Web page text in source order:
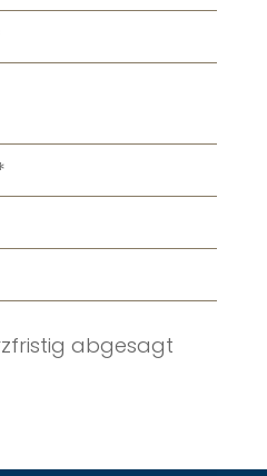
abgesagt